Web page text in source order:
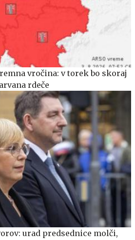
vročina: v torek bo skoraj
rdeče
urad predsednice molči,